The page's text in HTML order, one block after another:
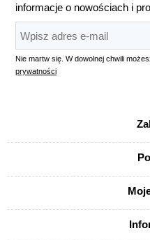
informacje o nowościach i
Nie martw się. W dowolnej chwili
prywatności